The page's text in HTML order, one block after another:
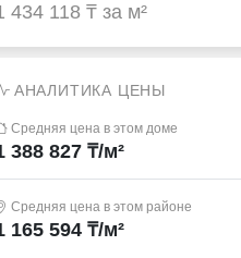
434 118 ₸ за м²
АНАЛИТИКА ЦЕНЫ
Средняя цена в этом доме
388 827 ₸/м²
Средняя цена в этом районе
165 594 ₸/м²